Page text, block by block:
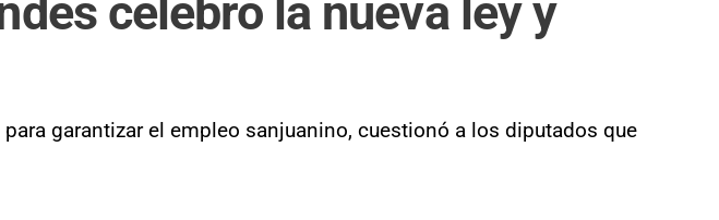
celebró la nueva ley y
garantizar el empleo sanjuanino, cuestionó a los diputados que